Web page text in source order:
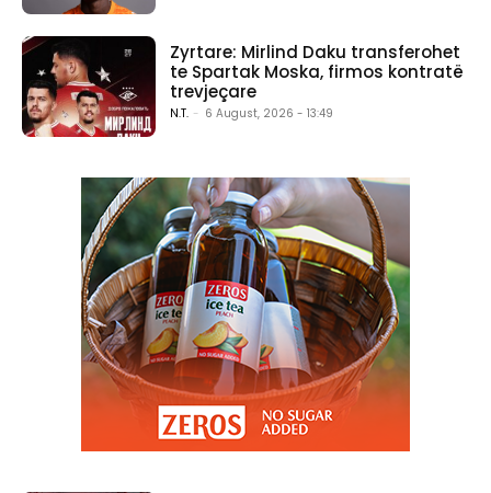
Zyrtare: Mirlind Daku transferohet
te Spartak Moska, firmos kontratë
trevjeçare
N.T. - 6 August, 2026 - 13:49